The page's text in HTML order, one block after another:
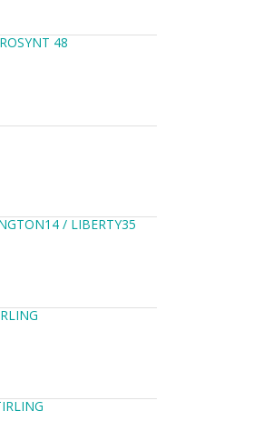
48
/ LIBERTY35